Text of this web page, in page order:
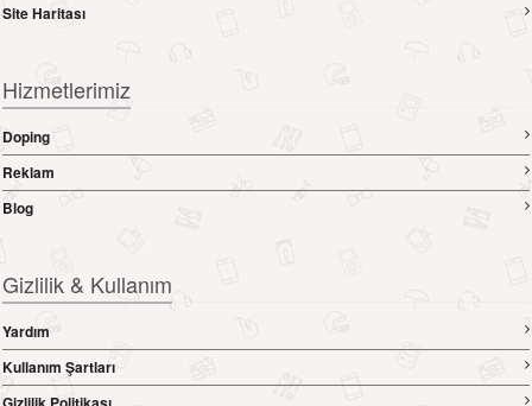
Site Haritası
Hizmetlerimiz
Doping
Reklam
Blog
Gizlilik & Kullanım
Yardım
Kullanım Şartları